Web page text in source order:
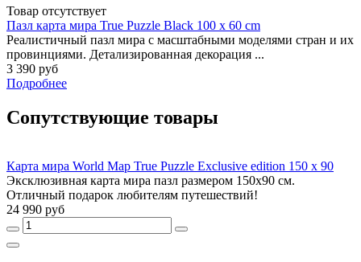
Товар отсутствует
Пазл карта мира True Puzzle Black 100 x 60 cm
Реалистичный пазл мира с масштабными моделями стран и их
провинциями. Детализированная декорация ...
3 390 руб
Подробнее
Сопутствующие товары
Карта мира World Map True Puzzle Exclusive edition 150 х 90
Эксклюзивная карта мира пазл размером 150х90 см.
Отличный подарок любителям путешествий!
24 990 руб